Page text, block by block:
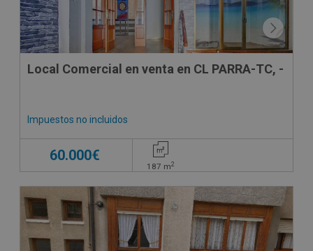
Local Comercial en venta en CL PARRA-TC, -
Impuestos no incluidos
60.000€
187 m2
VPO
CONDICIONES ESPECIALES